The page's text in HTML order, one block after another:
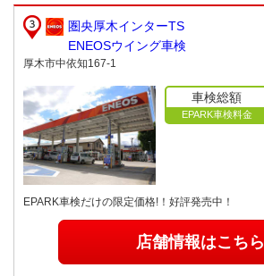
圏央厚木インターTS
ENEOSウイング車検
厚木市中依知167-1
車検総額
EPARK車検料金
EPARK車検だけの限定価格!！好評発売中！
店舗情報はこちら